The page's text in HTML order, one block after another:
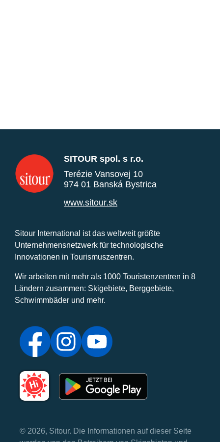
SITOUR spol. s r.o.
Terézie Vansovej 10
974 01 Banská Bystrica
www.sitour.sk
Sitour International ist das weltweit größte
Unternehmensnetzwerk für technologische
Innovationen in Tourismuszentren.
Wir arbeiten mit mehr als 1000 Touristenzentren in 8
Ländern zusammen: Skigebiete, Berggebiete,
Schwimmbäder und mehr.
© 2026, Sitour. Die Informationen auf dieser Seite